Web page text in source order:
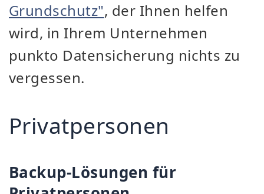
Grundschutz", der Ihnen helfen
wird, in Ihrem Unternehmen
punkto Datensicherung nichts zu
vergessen.
Privatpersonen
Backup-Lösungen für